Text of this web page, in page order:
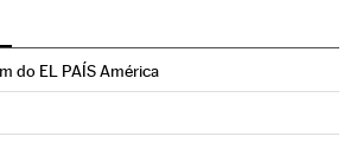
do EL PAÍS América
en Twitter
Brasil en Instagram
El País Brasil en Facebook